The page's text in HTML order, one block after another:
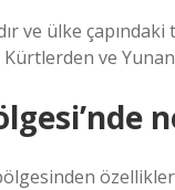
ve ülke
ve
özellikler